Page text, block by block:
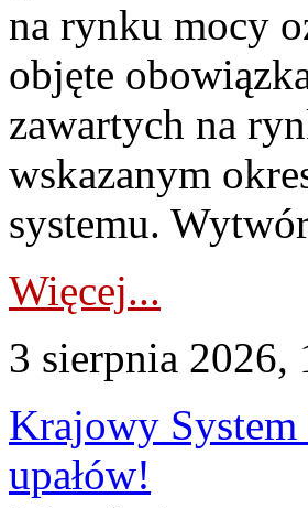
na rynku mocy
objęte
zawartych na
wskazanym
systemu.
Więcej...
3 sierpnia 2026,
Krajowy
upałów!